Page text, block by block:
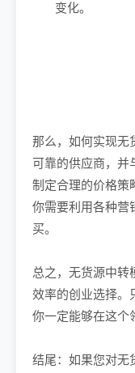
变化。
那么，如何实现无
可靠的供应商，并
制定合理的价格策
你需要利用各种营
买。
总之，无货源中转
效率的创业选择。
你一定能够在这个
结尾：如果您对无